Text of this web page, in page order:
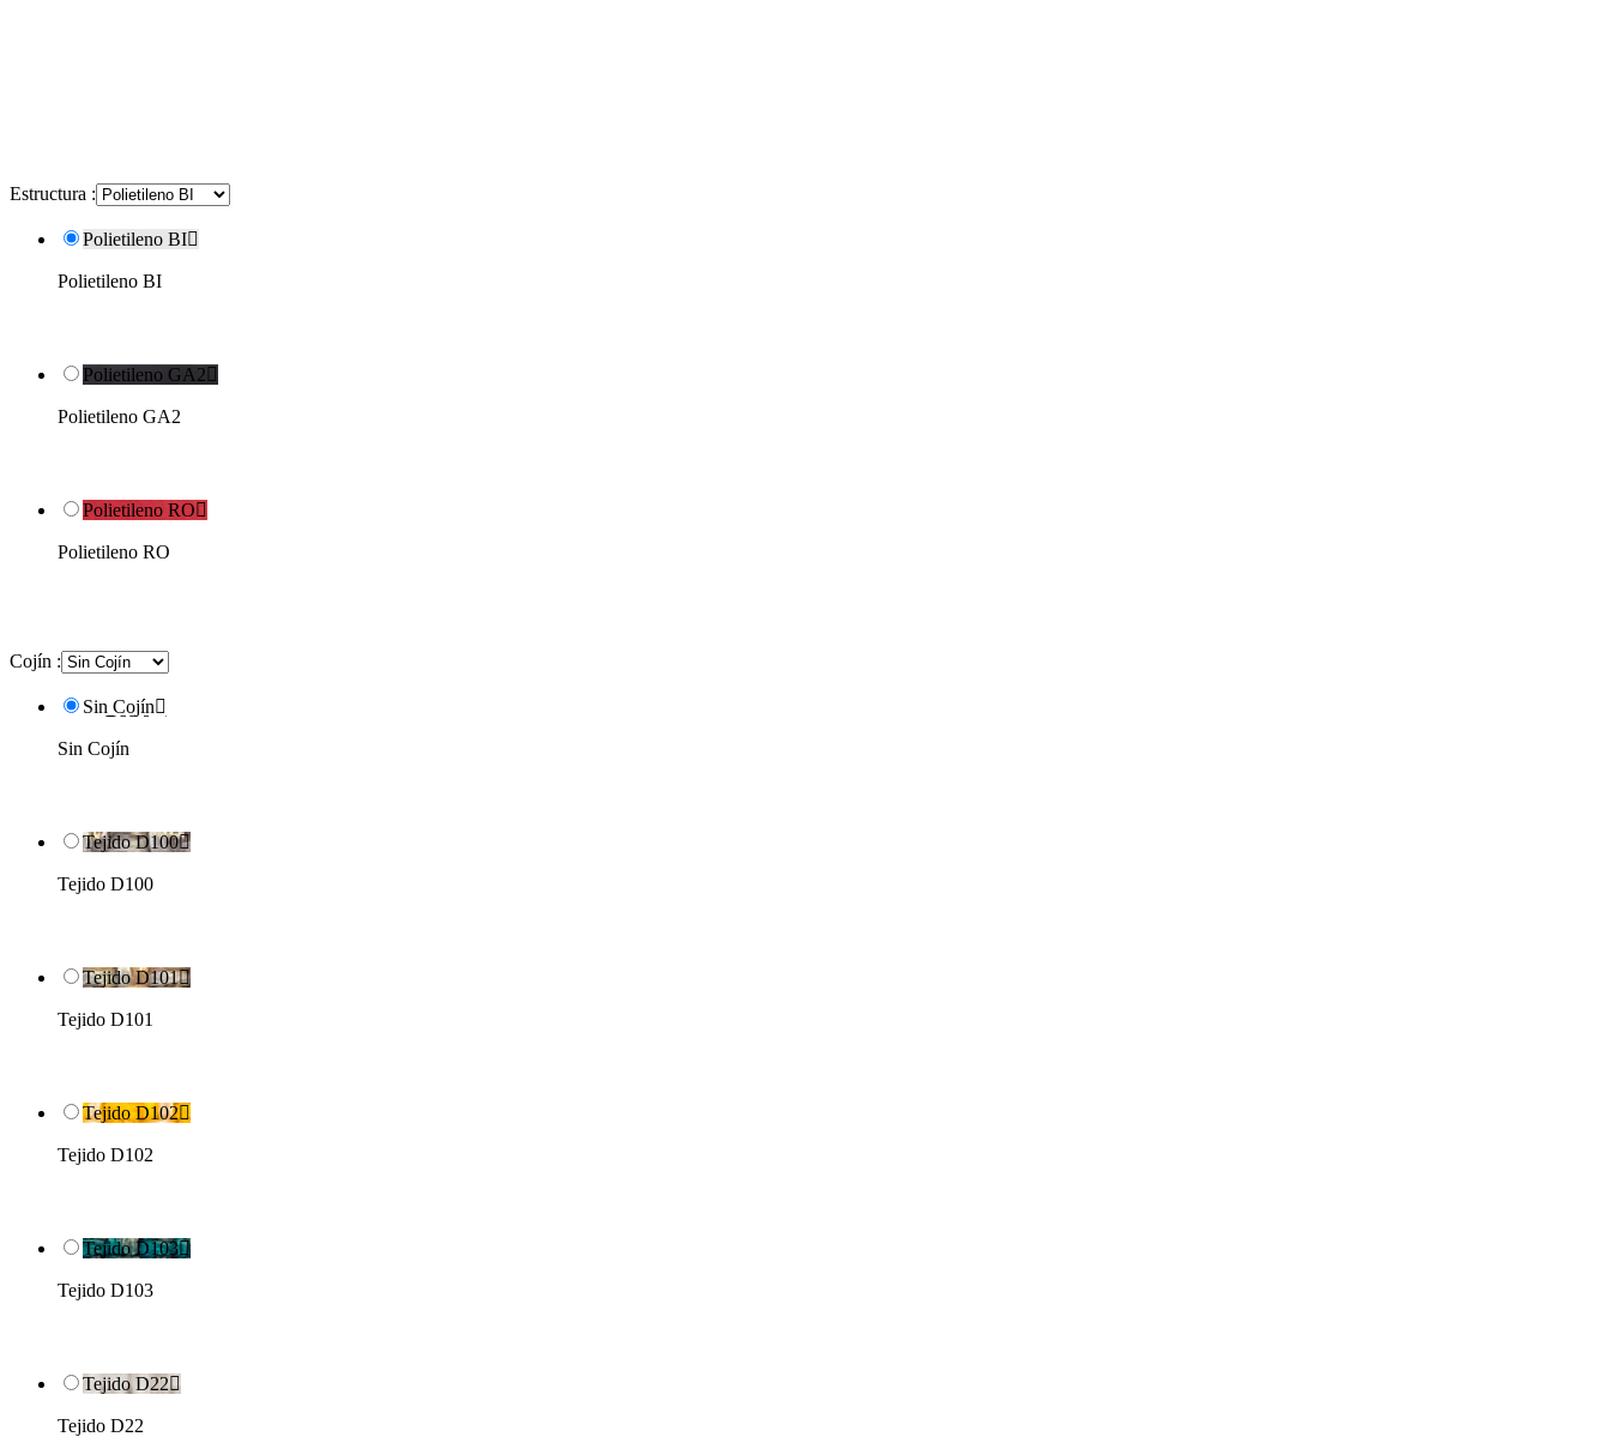
Estructura :
Polietileno BI
Polietileno BI
Polietileno GA2
Polietileno GA2
Polietileno RO
Polietileno RO
Cojín :
Sin Cojín
Sin Cojín
Tejido D100
Tejido D100
Tejido D101
Tejido D101
Tejido D102
Tejido D102
Tejido D103
Tejido D103
Tejido D22
Tejido D22